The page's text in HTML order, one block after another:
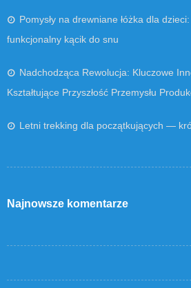
Pomysły na drewniane łóżka dla
funkcjonalny kącik do snu
Nadchodząca Rewolucja: Kluczowe
Kształtujące Przyszłość Przemysłu
Letni trekking dla początkujących —
Najnowsze komentarze